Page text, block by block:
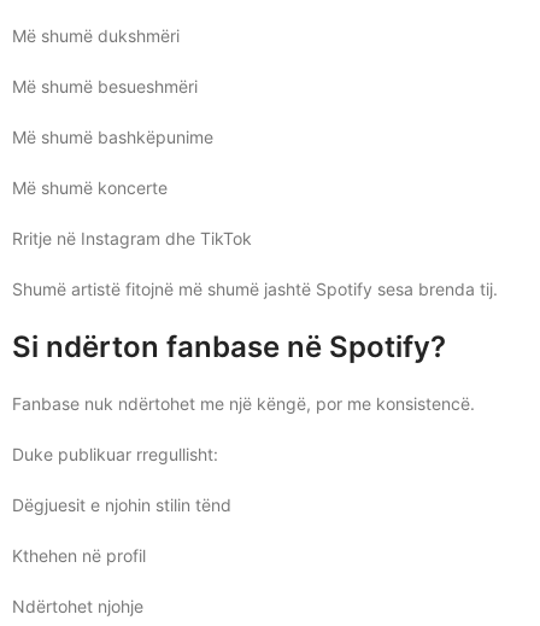
Më shumë dukshmëri
Më shumë besueshmëri
Më shumë bashkëpunime
Më shumë koncerte
Rritje në Instagram dhe TikTok
Shumë artistë fitojnë më shumë jashtë Spotify sesa brenda tij.
Si ndërton fanbase në Spotify?
Fanbase nuk ndërtohet me një këngë, por me konsistencë.
Duke publikuar rregullisht:
Dëgjuesit e njohin stilin tënd
Kthehen në profil
Ndërtohet njohje